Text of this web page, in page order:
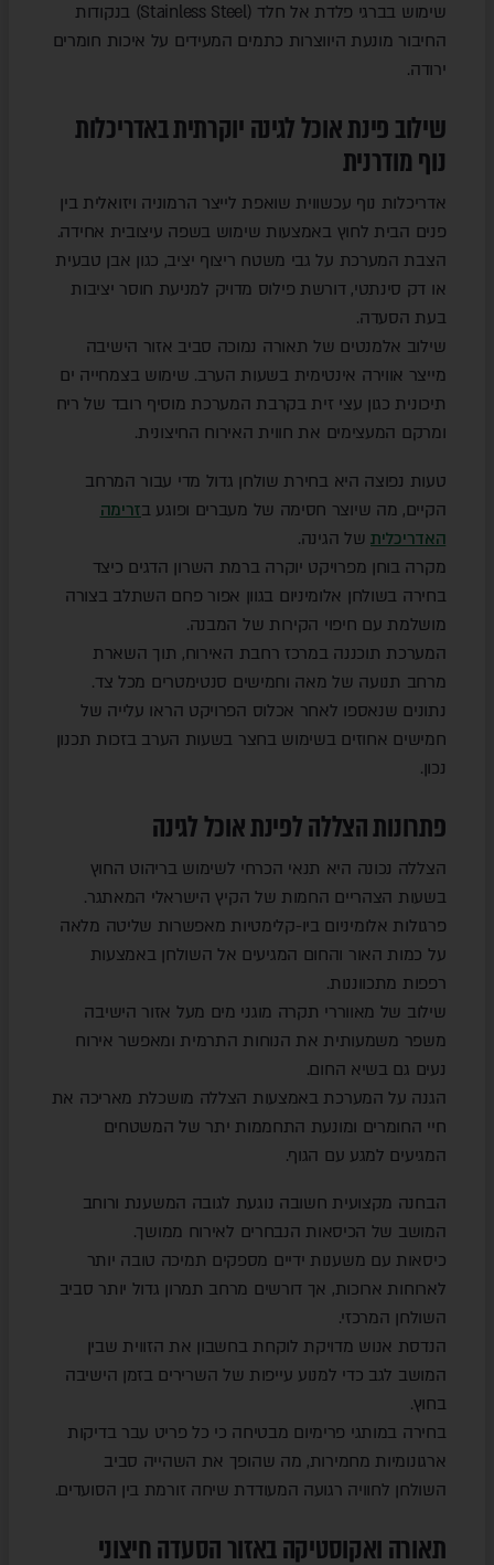
שימוש בברגי פלדת אל חלד (Stainless Steel) בנקודות
החיבור מונעת היווצרות כתמים המעידים על איכות חומרים
ירודה.
שילוב פינת אוכל לגינה יוקרתית באדריכלות
נוף מודרנית
אדריכלות נוף עכשווית שואפת לייצר הרמוניה ויזואלית בין
פנים הבית לחוץ באמצעות שימוש בשפה עיצובית אחידה.
הצבת המערכת על גבי משטח ריצוף יציב, כגון אבן טבעית
או דק סינתטי, דורשת פילוס מדויק למניעת חוסר יציבות
בעת הסעדה.
שילוב אלמנטים של תאורה נמוכה סביב אזור הישיבה
מייצר אווירה אינטימית בשעות הערב. שימוש בצמחייה ים
תיכונית כגון עצי זית בקרבת המערכת מוסיף רובד של ריח
ומרקם המעצימים את חווית האירוח החיצונית.
טעות נפוצה היא בחירת שולחן גדול מדי עבור המרחב
הקיים, מה שיוצר חסימה של מעברים ופוגע בזרימה
האדריכלית של הגינה.
מקרה בוחן מפרויקט יוקרה ברמת השרון הדגים כיצד
בחירה בשולחן אלומיניום בגוון אפור פחם השתלב בצורה
מושלמת עם חיפוי הקירות של המבנה.
המערכת תוכננה במרכז רחבת האירוח, תוך השארת
מרחב תנועה של מאה וחמישים סנטימטרים מכל צד.
נתונים שנאספו לאחר אכלוס הפרויקט הראו עלייה של
חמישים אחוזים בשימוש בחצר בשעות הערב בזכות תכנון
נכון.
פתרונות הצללה לפינת אוכל לגינה
הצללה נכונה היא תנאי הכרחי לשימוש בריהוט החוץ
בשעות הצהריים החמות של הקיץ הישראלי המאתגר.
פרגולות אלומיניום ביו-קלימטיות מאפשרות שליטה מלאה
על כמות האור והחום המגיעים אל השולחן באמצעות
רפפות מתכווננות.
שילוב של מאווררי תקרה מוגני מים מעל אזור הישיבה
משפר משמעותית את הנוחות התרמית ומאפשר אירוח
נעים גם בשיא החום.
הגנה על המערכת באמצעות הצללה מושכלת מאריכה את
חיי החומרים ומונעת התחממות יתר של המשטחים
המגיעים למגע עם הגוף.
הבחנה מקצועית חשובה נוגעת לגובה המשענת ורוחב
המושב של הכיסאות הנבחרים לאירוח ממושך.
כיסאות עם משענות ידיים מספקים תמיכה טובה יותר
לארוחות ארוכות, אך דורשים מרחב תמרון גדול יותר סביב
השולחן המרכזי.
הנדסת אנוש מדויקת לוקחת בחשבון את הזווית שבין
המושב לגב כדי למנוע עייפות של השרירים בזמן הישיבה
בחוץ.
בחירה במותגי פרימיום מבטיחה כי כל פריט עבר בדיקות
ארגונומיות מחמירות, מה שהופך את השהייה סביב
השולחן לחוויה רגועה המעודדת שיחה זורמת בין הסועדים.
תאורה ואקוסטיקה באזור הסעדה חיצוני